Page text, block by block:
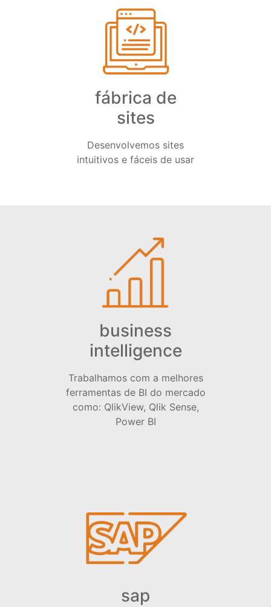
fábrica de
sites
Desenvolvemos sites
intuitivos e fáceis de usar
business
intelligence
Trabalhamos com a melhores
ferramentas de BI do mercado
como: QlikView, Qlik Sense,
Power BI
sap